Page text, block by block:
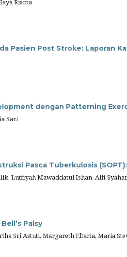
Risma
Pasien Post Stroke: Laporan
dengan Patterning
Sari
Pasca Tuberkulosis
Lutfiyah Mawaddatul Ishan, Alfi Syahar
Palsy
Sri Astuti, Margareth Eltaria, Maria